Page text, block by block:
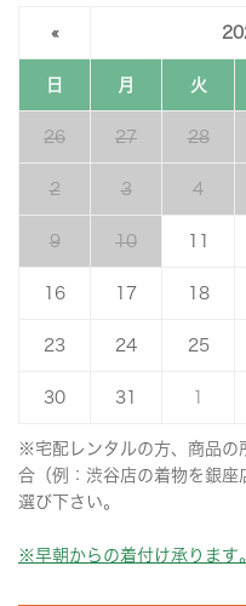
«
日 月 火
26 27 28
2 3 4
9 10
16 17 18
23 24 25
30 31
※宅配レンタルの方、商品の
合（例：渋谷店の着物を銀
選び下さい。
※早朝からの着付け承ります。